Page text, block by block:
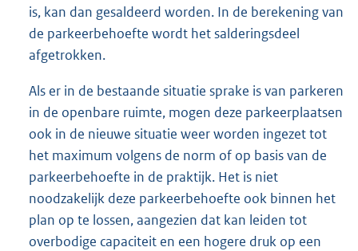
is, kan dan gesaldeerd worden. In de berekening van
de parkeerbehoefte wordt het salderingsdeel
afgetrokken.
Als er in de bestaande situatie sprake is van parkeren
in de openbare ruimte, mogen deze parkeerplaatsen
ook in de nieuwe situatie weer worden ingezet tot
het maximum volgens de norm of op basis van de
parkeerbehoefte in de praktijk. Het is niet
noodzakelijk deze parkeerbehoefte ook binnen het
plan op te lossen, aangezien dat kan leiden tot
overbodige capaciteit en een hogere druk op een